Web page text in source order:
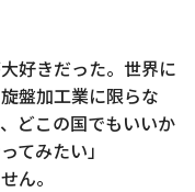
好きだった。世界に
盤加工業に限らな
どこの国でもいいか
てみたい」
ん。